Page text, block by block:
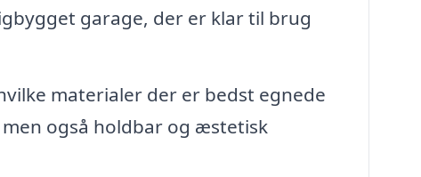
garage, der er klar til brug
materialer der er bedst egnede
også holdbar og æstetisk